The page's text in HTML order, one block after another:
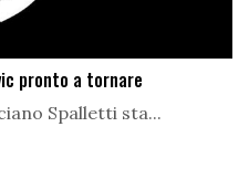
pronto a tornare
Spalletti sta...